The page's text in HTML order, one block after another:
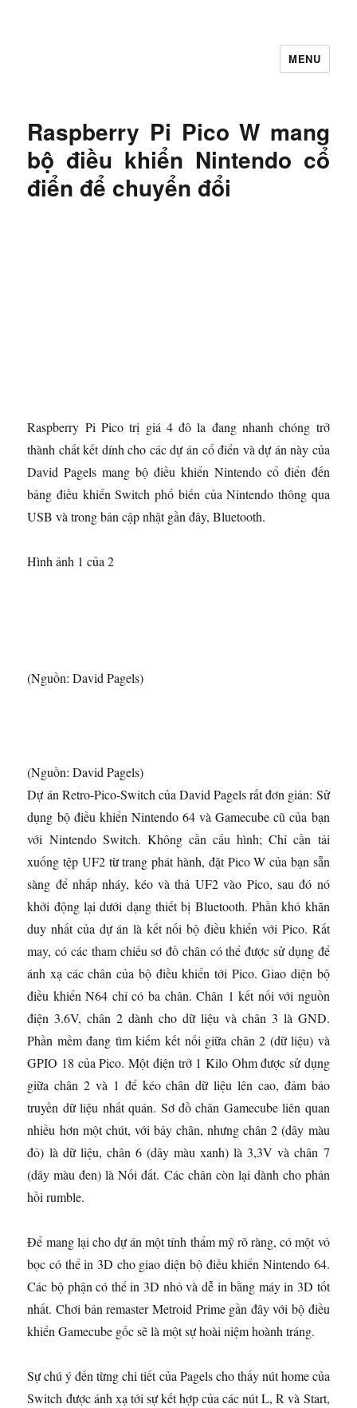
MENU
Raspberry Pi Pico W mang
bộ điều khiển Nintendo cổ
điển để chuyển đổi
Raspberry Pi Pico trị giá 4 đô la đang nhanh chóng trở
thành chất kết dính cho các dự án cổ điển và dự án này của
David Pagels mang bộ điều khiển Nintendo cổ điển đến
bảng điều khiển Switch phổ biến của Nintendo thông qua
USB và trong bản cập nhật gần đây, Bluetooth.
Hình ảnh 1 của 2
(Nguồn: David Pagels)
(Nguồn: David Pagels)
Dự án Retro-Pico-Switch của David Pagels rất đơn giản: Sử
dụng bộ điều khiển Nintendo 64 và Gamecube cũ của bạn
với Nintendo Switch. Không cần cấu hình; Chỉ cần tải
xuống tệp UF2 từ trang phát hành, đặt Pico W của bạn sẵn
sàng để nhấp nháy, kéo và thả UF2 vào Pico, sau đó nó
khởi động lại dưới dạng thiết bị Bluetooth. Phần khó khăn
duy nhất của dự án là kết nối bộ điều khiển với Pico. Rất
may, có các tham chiếu sơ đồ chân có thể được sử dụng để
ánh xạ các chân của bộ điều khiển tới Pico. Giao diện bộ
điều khiển N64 chỉ có ba chân. Chân 1 kết nối với nguồn
điện 3.6V, chân 2 dành cho dữ liệu và chân 3 là GND.
Phần mềm đang tìm kiếm kết nối giữa chân 2 (dữ liệu) và
GPIO 18 của Pico. Một điện trở 1 Kilo Ohm được sử dụng
giữa chân 2 và 1 để kéo chân dữ liệu lên cao, đảm bảo
truyền dữ liệu nhất quán. Sơ đồ chân Gamecube liên quan
nhiều hơn một chút, với bảy chân, nhưng chân 2 (dây màu
đỏ) là dữ liệu, chân 6 (dây màu xanh) là 3,3V và chân 7
(dây màu đen) là Nối đất. Các chân còn lại dành cho phản
hồi rumble.
Để mang lại cho dự án một tính thẩm mỹ rõ ràng, có một vỏ
bọc có thể in 3D cho giao diện bộ điều khiển Nintendo 64.
Các bộ phận có thể in 3D nhỏ và dễ in bằng máy in 3D tốt
nhất. Chơi bản remaster Metroid Prime gần đây với bộ điều
khiển Gamecube gốc sẽ là một sự hoài niệm hoành tráng.
Sự chú ý đến từng chi tiết của Pagels cho thấy nút home của
Switch được ánh xạ tới sự kết hợp của các nút L, R và Start,